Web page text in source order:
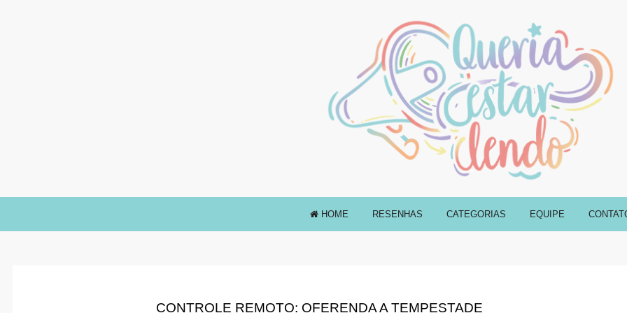
HOME RESENHAS CATEGORIAS EQUIPE
CONTROLE REMOTO: OFERENDA A TEMPESTADE